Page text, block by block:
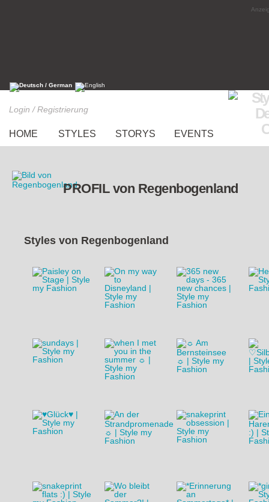
Login / Registrierung
HOME STYLES STORYS EVENTS
PROFIL von Regenbogenland
Styles von Regenbogenland